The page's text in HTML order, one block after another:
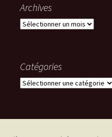
Archives
Archives
Catégories
Catégories